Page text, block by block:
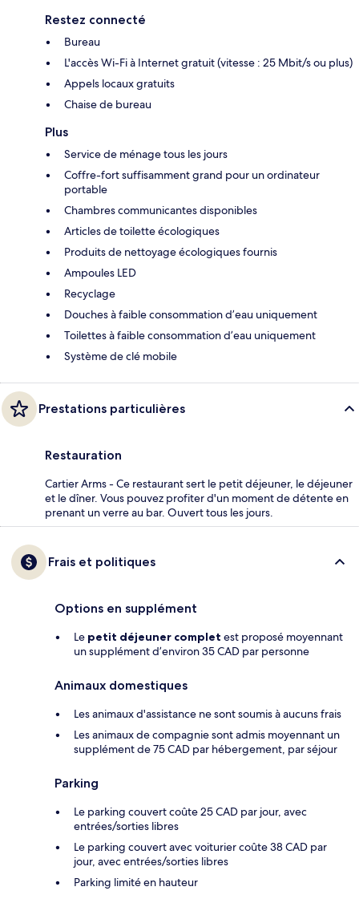
Restez connecté
Bureau
L'accès Wi-Fi à Internet gratuit (vitesse : 25 Mbit/s ou plus)
Appels locaux gratuits
Chaise de bureau
Plus
Service de ménage tous les jours
Coffre-fort suffisamment grand pour un ordinateur
portable
Chambres communicantes disponibles
Articles de toilette écologiques
Produits de nettoyage écologiques fournis
Ampoules LED
Recyclage
Douches à faible consommation d’eau uniquement
Toilettes à faible consommation d’eau uniquement
Système de clé mobile
Prestations particulières
Restauration
Cartier Arms - Ce restaurant sert le petit déjeuner, le déjeuner
et le dîner. Vous pouvez profiter d'un moment de détente en
prenant un verre au bar. Ouvert tous les jours.
Frais et politiques
Options en supplément
Le petit déjeuner complet est proposé moyennant
un supplément d’environ 35 CAD par personne
Animaux domestiques
Les animaux d'assistance ne sont soumis à aucuns frais
Les animaux de compagnie sont admis moyennant un
supplément de 75 CAD par hébergement, par séjour
Parking
Le parking couvert coûte 25 CAD par jour, avec
entrées/sorties libres
Le parking couvert avec voiturier coûte 38 CAD par
jour, avec entrées/sorties libres
Parking limité en hauteur